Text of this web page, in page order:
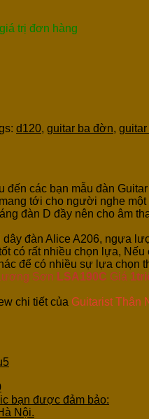
trị đơn hàng
d120, guitar ba đờn,
các bạn mẫu đàn
tới cho người nghe
đàn D đầy nên cho âm
đàn Alice A206, ngựa
rất nhiều chọn lựa,
để có nhiều sự lựa
Sơn LSA190C Giá
chi tiết của Guitarist Thân
bạn được đảm bảo:
Nội.